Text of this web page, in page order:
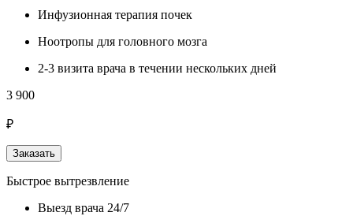
Инфузионная терапия почек
Ноотропы для головного мозга
2-3 визита врача в течении нескольких дней
3 900
₽
Заказать
Быстрое вытрезвление
Выезд врача 24/7